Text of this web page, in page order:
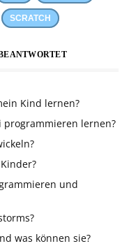
SCRATCH
Kind lernen?
programmieren lernen?
und
was können sie?